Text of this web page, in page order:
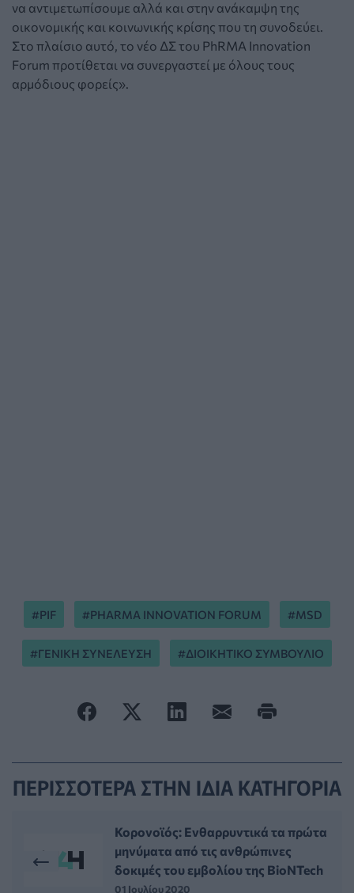
να αντιμετωπίσουμε αλλά και στην ανάκαμψη της
οικονομικής και κοινωνικής κρίσης που τη συνοδεύει.
Στο πλαίσιο αυτό, το νέο ΔΣ του PhRMA Innovation
Forum προτίθεται να συνεργαστεί με όλους τους
αρμόδιους φορείς».
PIF PHARMA INNOVATION FORUM MSD
ΓΕΝΙΚΗ ΣΥΝΕΛΕΥΣΗ ΔΙΟΙΚΗΤΙΚΟ ΣΥΜΒΟΥΛΙΟ
ΠΕΡΙΣΣΟΤΕΡΑ ΣΤΗΝ ΙΔΙΑ ΚΑΤΗΓΟΡΙΑ
Κορονοϊός: Ενθαρρυντικά τα πρώτα
μηνύματα από τις ανθρώπινες
δοκιμές του εμβολίου της BioNTech
01 Ιουλίου 2020